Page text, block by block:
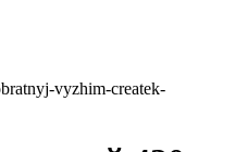
vyzhim-createk-